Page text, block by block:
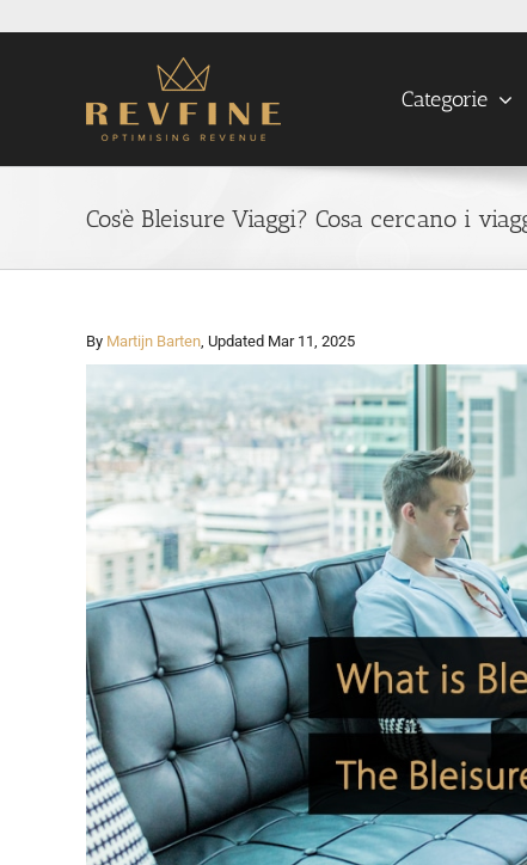
Categorie
Cos'è Bleisure Viaggi? Cosa cercano i
By Martijn Barten, Updated Mar 11, 2025
Larger
Image